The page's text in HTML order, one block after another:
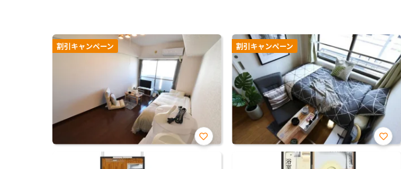
割引キャンペーン
お気
割引キャンペーン
お気